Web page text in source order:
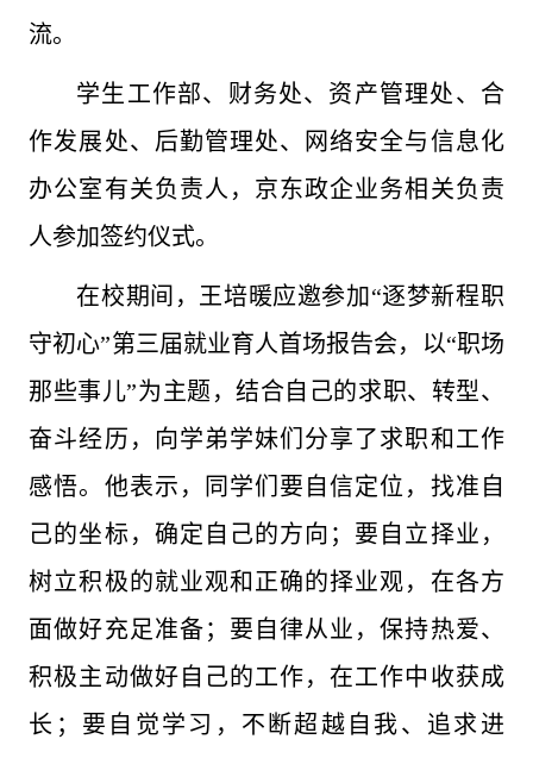
流。
学生工作部、财务处、资产管理处、合
作发展处、后勤管理处、网络安全与信息化
办公室有关负责人，京东政企业务相关负责
人参加签约仪式。
在校期间，王培暖应邀参加“逐梦新程职
守初心”第三届就业育人首场报告会，以“职场
那些事儿”为主题，结合自己的求职、转型、
奋斗经历，向学弟学妹们分享了求职和工作
感悟。他表示，同学们要自信定位，找准自
己的坐标，确定自己的方向；要自立择业，
树立积极的就业观和正确的择业观，在各方
面做好充足准备；要自律从业，保持热爱、
积极主动做好自己的工作，在工作中收获成
长；要自觉学习，不断超越自我、追求进